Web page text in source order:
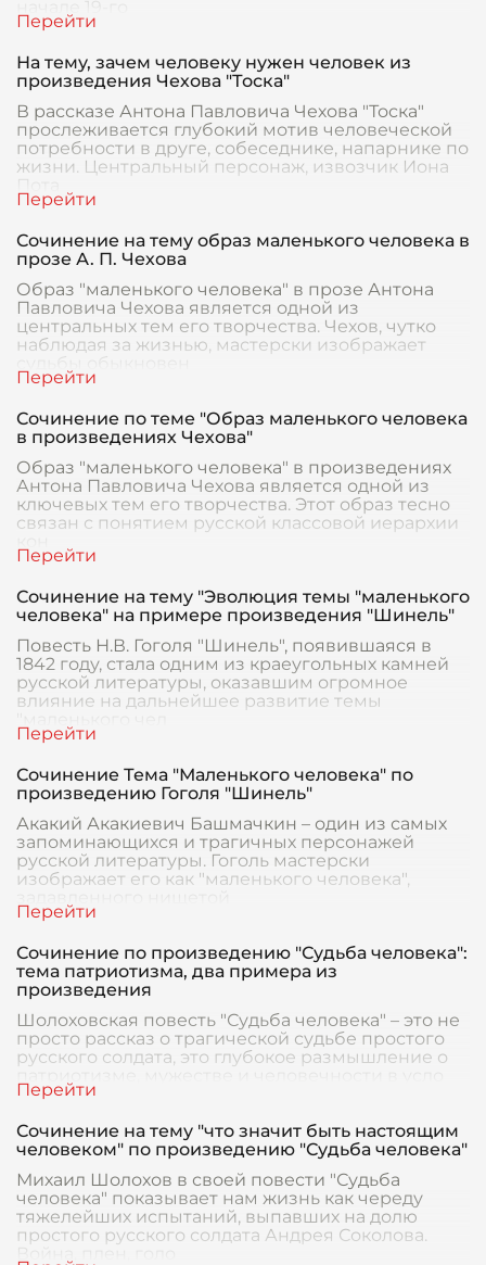
На тему, зачем человеку нужен человек из
произведения Чехова "Тоска"
В рассказе Антона Павловича Чехова "Тоска"
прослеживается глубокий мотив человеческой
потребности в друге, собеседнике, напарнике по
жизни. Центральный персонаж, извозчик Иона
Пота
Сочинение на тему образ маленького человека в
прозе А. П. Чехова
Образ "маленького человека" в прозе Антона
Павловича Чехова является одной из
центральных тем его творчества. Чехов, чутко
наблюдая за жизнью, мастерски изображает
судьбы обыкновен
Сочинение по теме "Образ маленького человека
в произведениях Чехова"
Образ "маленького человека" в произведениях
Антона Павловича Чехова является одной из
ключевых тем его творчества. Этот образ тесно
связан с понятием русской классовой иерархии
Сочинение на тему "Эволюция темы "маленького
человека" на примере произведения "Шинель"
Повесть Н.В. Гоголя "Шинель", появившаяся в
1842 году, стала одним из краеугольных камней
русской литературы, оказавшим огромное
влияние на дальнейшее развитие темы
Сочинение Тема "Маленького человека" по
произведению Гоголя "Шинель"
Акакий Акакиевич Башмачкин – один из самых
запоминающихся и трагичных персонажей
русской литературы. Гоголь мастерски
изображает его как "маленького человека",
Сочинение по произведению "Судьба человека":
тема патриотизма, два примера из
произведения
Шолоховская повесть "Судьба человека" – это не
просто рассказ о трагической судьбе простого
русского солдата, это глубокое размышление о
Сочинение на тему "что значит быть настоящим
человеком" по произведению "Судьба человека"
Михаил Шолохов в своей повести "Судьба
человека" показывает нам жизнь как череду
тяжелейших испытаний, выпавших на долю
простого русского солдата Андрея Соколова.
Война, плен, голо